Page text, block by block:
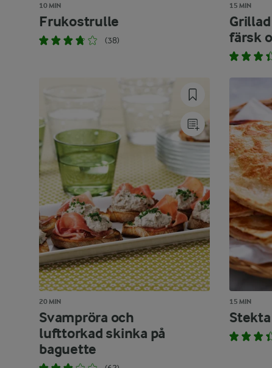
10 MIN
Frukostrulle
(38)
15 MIN
färsk
20 MIN
Svampröra och
lufttorkad skinka på
baguette
15 MIN